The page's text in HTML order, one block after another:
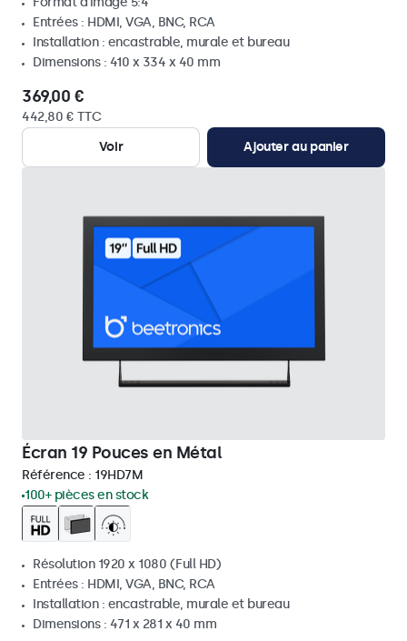
Entrées : HDMI, VGA, BNC, RCA
Installation : encastrable, murale et bureau
Dimensions : 410 x 334 x 40 mm
369,00 €
442,80 € TTC
Voir
Ajouter au panier
Écran 19 Pouces en Métal
Référence : 19HD7M
100+ pièces en stock
Résolution 1920 x 1080 (Full HD)
Entrées : HDMI, VGA, BNC, RCA
Installation : encastrable, murale et bureau
Dimensions : 471 x 281 x 40 mm